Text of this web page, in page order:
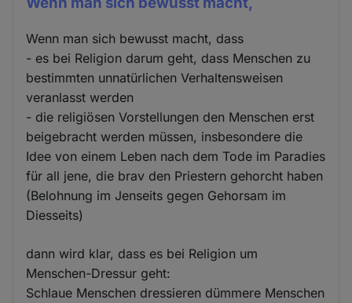
Wenn man sich bewusst macht, dass
- es bei Religion darum geht, dass Menschen zu
bestimmten unnatürlichen Verhaltensweisen
veranlasst werden
- die religiösen Vorstellungen den Menschen erst
beigebracht werden müssen, insbesondere die
Idee von einem Leben nach dem Tode im Paradies
für all jene, die brav den Priestern gehorcht haben
(Belohnung im Jenseits gegen Gehorsam im
Diesseits)
dann wird klar, dass es bei Religion um
Menschen-Dressur geht:
Schlaue Menschen dressieren dümmere Menschen